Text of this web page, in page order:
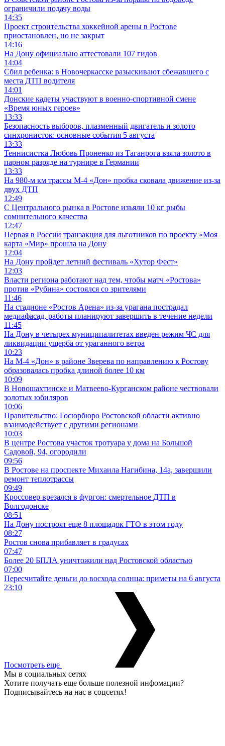
ограничили подачу воды
14:35
Проект строительства хоккейной арены в Ростове
приостановлен, но не закрыт
14:16
На Дону официально аттестовали 107 гидов
14:04
Сбил ребенка: в Новочеркасске разыскивают сбежавшего с
места ДТП водителя
14:01
Донские кадеты участвуют в военно-спортивной смене
«Время юных героев»
13:33
Безопасность выборов, плазменный двигатель и золото
синхронисток: основные события 5 августа
13:33
Теннисистка Любовь Проненко из Таганрога взяла золото в
парном разряде на турнире в Германии
13:33
На 980‑м км трассы М‑4 «Дон» пробка сковала движение из-за
двух ДТП
12:49
С Центрального рынка в Ростове изъяли 10 кг рыбы
сомнительного качества
12:47
Первая в России транзакция для льготников по проекту «Моя
карта «Мир» прошла на Дону
12:04
На Дону пройдет летний фестиваль «Хутор Фест»
12:03
Власти региона работают над тем, чтобы матч «Ростова»
против «Рубина» состоялся со зрителями
11:46
На стадионе «Ростов Арена» из-за урагана пострадал
медиафасад, работы планируют завершить в течение недели
11:45
На Дону в четырех муниципалитетах введен режим ЧС для
ликвидации ущерба от ураганного ветра
10:23
На М-4 «Дон» в районе Зверева по направлению к Ростову
образовалась пробка длиной более 10 км
10:09
В Новошахтинске и Матвеево-Курганском районе чествовали
золотых юбиляров
10:06
Правительство: Госюрбюро Ростовской области активно
взаимодействует с другими регионами
10:03
В центре Ростова участок тротуара у дома на Большой
Садовой, 94, огородили
09:56
В Ростове на проспекте Михаила Нагибина, 14а, завершили
ремонт теплотрассы
09:49
Кроссовер врезался в фургон: смертельное ДТП в
Волгодонске
08:51
На Дону построят еще 8 площадок ГТО в этом году
08:27
Ростов снова прибавляет в градусах
07:47
Более 20 БПЛА уничтожили над Ростовской областью
07:00
Пересчитайте деньги до восхода солнца: приметы на 6 августа
23:10
Посмотреть еще
Мы в социальных сетях
Хотите получать еще больше полезной инфомации?
Подписывайтесь на нас в соцсетях!